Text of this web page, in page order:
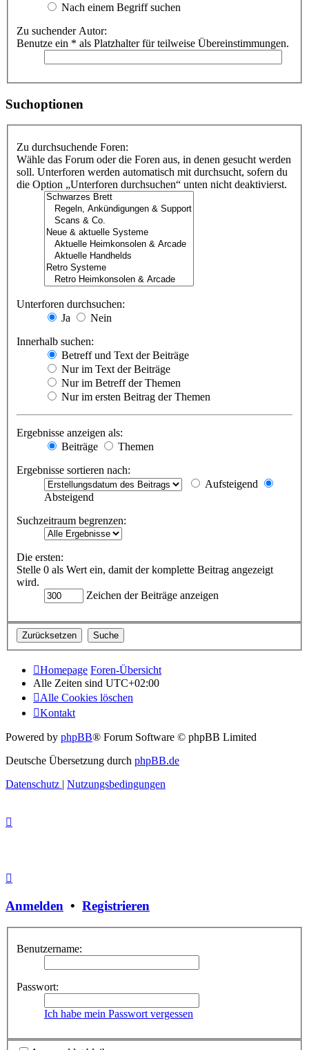
Nach einem Begriff suchen
Zu suchender Autor:
Benutze ein * als Platzhalter für teilweise Übereinstimmungen.
Suchoptionen
Zu durchsuchende Foren:
Wähle das Forum oder die Foren aus, in denen gesucht werden
soll. Unterforen werden automatisch mit durchsucht, sofern du
die Option „Unterforen durchsuchen“ unten nicht deaktivierst.
Unterforen durchsuchen:
Ja
Nein
Innerhalb suchen:
Betreff und Text der Beiträge
Nur im Text der Beiträge
Nur im Betreff der Themen
Nur im ersten Beitrag der Themen
Ergebnisse anzeigen als:
Beiträge
Themen
Ergebnisse sortieren nach:
Aufsteigend
Absteigend
Suchzeitraum begrenzen:
Die ersten:
Stelle 0 als Wert ein, damit der komplette Beitrag angezeigt
wird.
Zeichen der Beiträge anzeigen
Homepage Foren-Übersicht
Alle Zeiten sind UTC+02:00
Alle Cookies löschen
Kontakt
Powered by phpBB® Forum Software © phpBB Limited
Deutsche Übersetzung durch phpBB.de
Datenschutz | Nutzungsbedingungen
Anmelden • Registrieren
Benutzername:
Passwort:
Ich habe mein Passwort vergessen